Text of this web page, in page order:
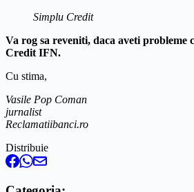
Simplu Credit
Va rog sa reveniti, daca aveti probleme
Credit IFN.
Cu stima,
Vasile Pop Coman
jurnalist
Reclamatiibanci.ro
Distribuie